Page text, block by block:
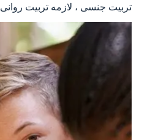
تربیت جنسی ، لازمه تربیت روانی